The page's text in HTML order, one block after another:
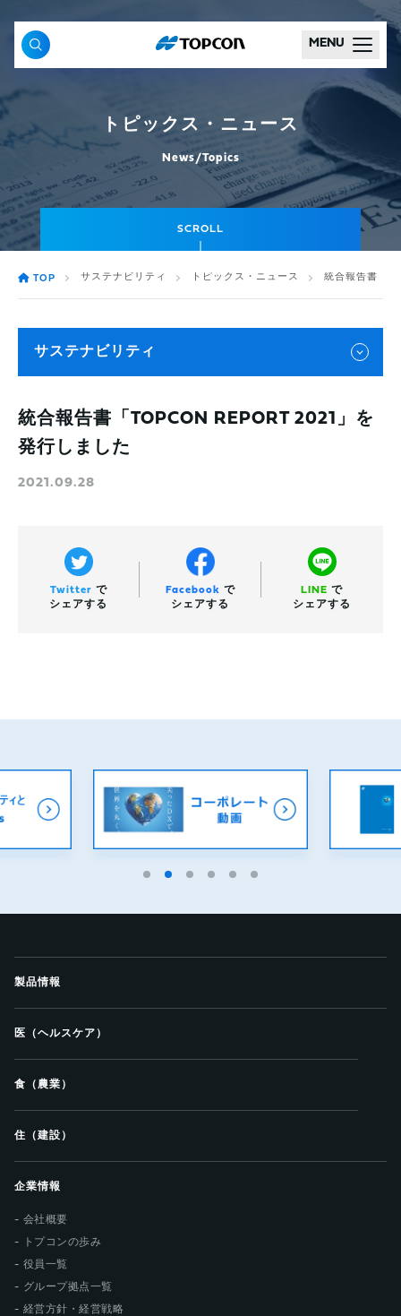
MENU
トピックス・ニュース
News/Topics
SCROLL
TOP サステナビリティ トピックス・ニュース 統合報告書「
サステナビリティ
統合報告書「TOPCON REPORT 2021」を
発行しました
2021.09.28
Twitter で
シェアする
Facebook で
シェアする
LINE で
シェアする
製品情報
医（ヘルスケア）
食（農業）
住（建設）
企業情報
会社概要
トプコンの歩み
役員一覧
グループ拠点一覧
経営方針・経営戦略